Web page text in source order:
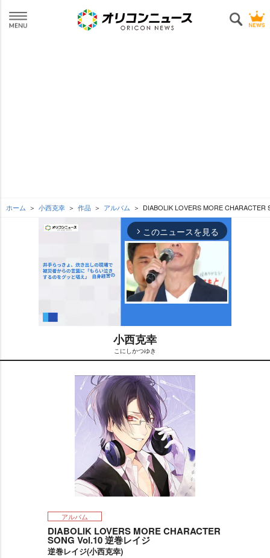
ホーム 小西克幸 作品 アルバム DIABOLIK LOVERS MORE CHARACTER
arrow_forward_ios このニュースを見る
M
e
小西克幸
こにしかつゆき
アルバム
DIABOLIK LOVERS MORE CHARACTER
SONG Vol.10 逆巻レイジ
逆巻レイジ(小西克幸)